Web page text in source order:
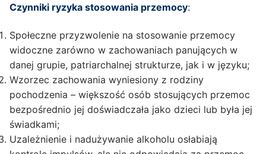
Czynniki ryzyka stosowania przemocy:
Społeczne przyzwolenie na stosowanie przemocy
widoczne zarówno w zachowaniach panujących w
danej grupie, patriarchalnej strukturze, jak i w języku;
Wzorzec zachowania wyniesiony z rodziny
pochodzenia – większość osób stosujących przemoc
bezpośrednio jej doświadczała jako dzieci lub była jej
świadkami;
Uzależnienie i nadużywanie alkoholu osłabiają